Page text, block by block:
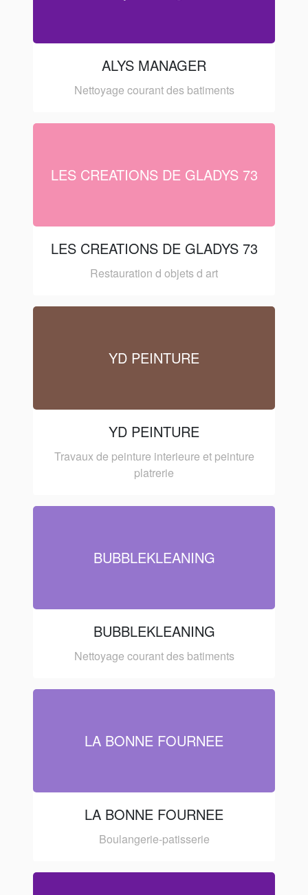
ALYS MANAGER
Nettoyage courant des batiments
LES CREATIONS DE GLADYS 73
LES CREATIONS DE GLADYS 73
Restauration d objets d art
YD PEINTURE
YD PEINTURE
Travaux de peinture interieure et peinture
platrerie
BUBBLEKLEANING
BUBBLEKLEANING
Nettoyage courant des batiments
LA BONNE FOURNEE
LA BONNE FOURNEE
Boulangerie-patisserie